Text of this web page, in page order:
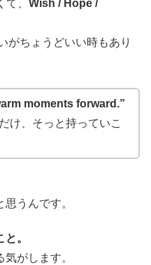
、 Wish / Hope /
がちょうどいい時もあり
moments forward.”
け、そっと持っていこ
うんです。
。
がします。